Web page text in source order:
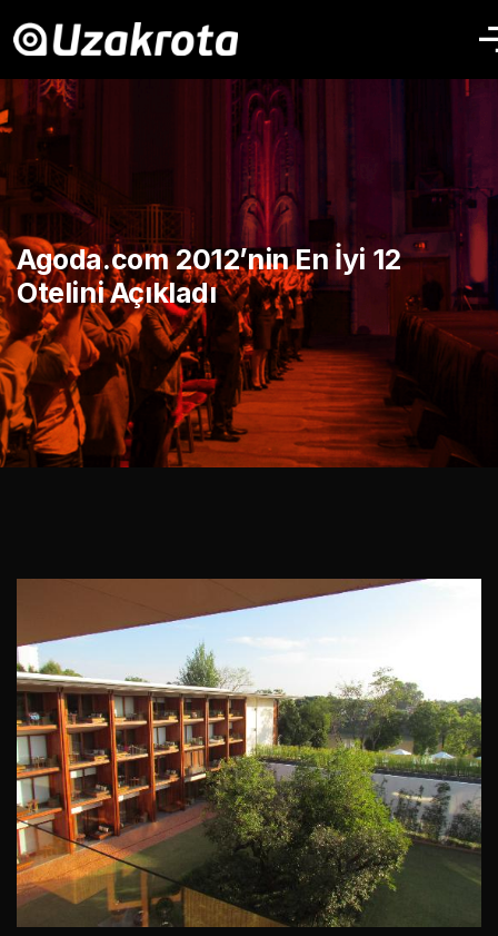
Agoda.com 2012’nin En İyi 12
Otelini Açıkladı